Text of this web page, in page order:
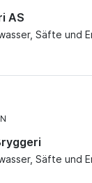
AS
Säfte und
Säfte und